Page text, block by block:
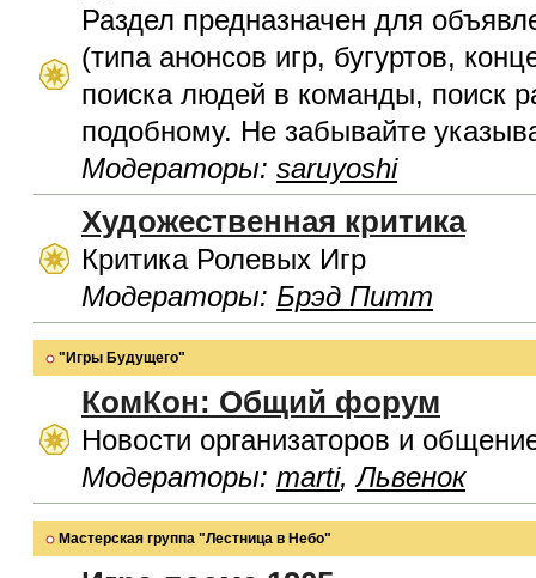
Раздел предназначен для
(типа анонсов игр, бугуртов,
поиска людей в команды, поиск
подобному. Не забывайте
Модераторы: saruyoshi
Художественная критика
Критика Ролевых Игр
Модераторы: Брэд Питт
"Игры Будущего"
КомКон: Общий форум
Новости организаторов и
Модераторы: marti,Львенок
Мастерская группа "Лестница в Небо"